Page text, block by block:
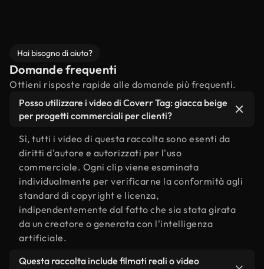
Hai bisogno di aiuto?
Domande frequenti
Ottieni risposte rapide alle domande più frequenti.
Posso utilizzare i video di Coverr Tag: giacca beige
per progetti commerciali per clienti?
Sì, tutti i video di questa raccolta sono esenti da
diritti d'autore e autorizzati per l'uso
commerciale. Ogni clip viene esaminata
individualmente per verificarne la conformità agli
standard di copyright e licenza,
indipendentemente dal fatto che sia stata girata
da un creatore o generata con l'intelligenza
artificiale.
Questa raccolta include filmati reali o video